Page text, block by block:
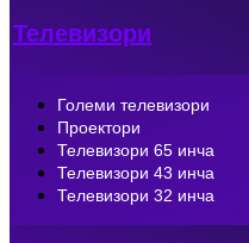
Телевизори
Големи телевизори
Проектори
Телевизори 65 инча
Телевизори 43 инча
Телевизори 32 инча